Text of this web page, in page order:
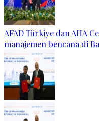
AFAD Türkiye dan AHA
manajemen bencana di